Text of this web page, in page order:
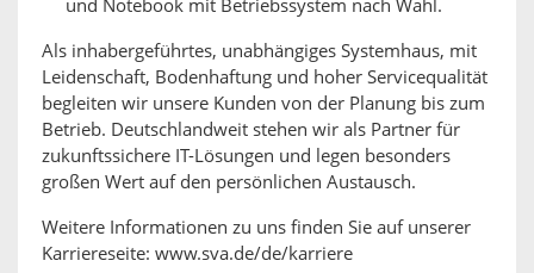
und Notebook mit Betriebssystem nach Wahl.
Als inhabergeführtes, unabhängiges Systemhaus, mit
Leidenschaft, Bodenhaftung und hoher Servicequalität
begleiten wir unsere Kunden von der Planung bis zum
Betrieb. Deutschlandweit stehen wir als Partner für
zukunftssichere IT-Lösungen und legen besonders
großen Wert auf den persönlichen Austausch.
Weitere Informationen zu uns finden Sie auf unserer
Karriereseite: www.sva.de/de/karriere